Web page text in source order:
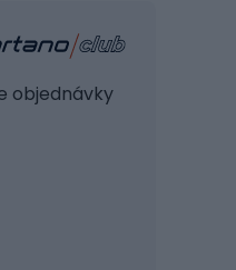
zariadenie
objednávky